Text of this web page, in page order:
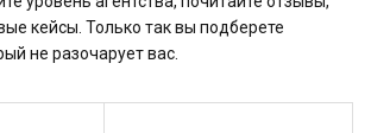
кейсы. Только так вы подберете
не разочарует вас.